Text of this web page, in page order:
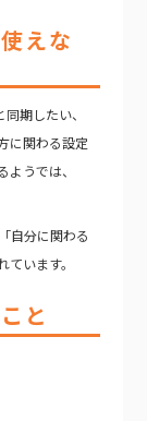
えな
期したい、
に関わる設定
うでは、
自分に関わる
います。
と